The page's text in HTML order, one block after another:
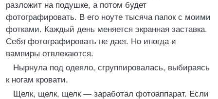
разложит на подушке, а потом будет
фотографировать. В его ноуте тысяча папок с моими
фотками. Каждый день меняется экранная заставка.
Себя фотографировать не дает. Но иногда и
вампиры отвлекаются.
Нырнула под одеяло, сгруппировалась, выбираясь
к ногам кровати.
Щелк, щелк, щелк — заработал фотоаппарат. Если